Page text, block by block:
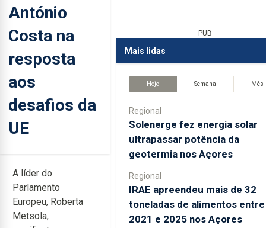
António
Costa na
resposta
aos
desafios da
UE
A líder do
Parlamento
Europeu, Roberta
Metsola,
PUB
Mais lidas
Hoje Semana Mês
Regional
Solenerge fez energia solar
ultrapassar potência da
geotermia nos Açores
Regional
IRAE apreendeu mais de 32
toneladas de alimentos entre
2021 e 2025 nos Açores